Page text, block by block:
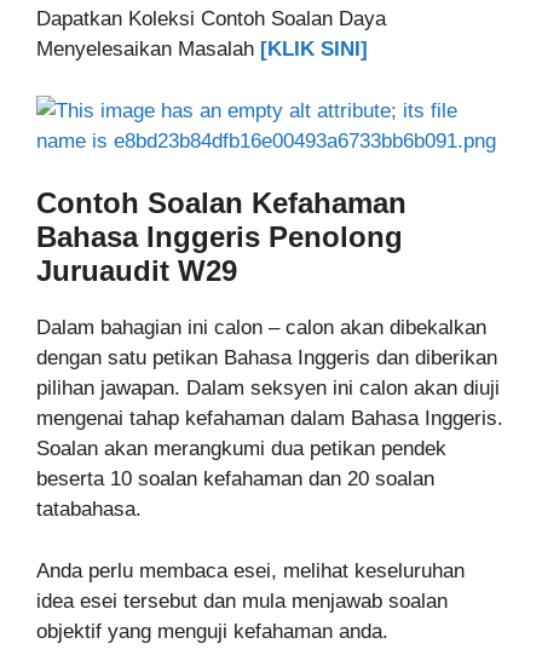
Dapatkan Koleksi Contoh Soalan Daya
Menyelesaikan Masalah [KLIK SINI]
Contoh Soalan Kefahaman
Bahasa Inggeris Penolong
Juruaudit W29
Dalam bahagian ini calon – calon akan dibekalkan
dengan satu petikan Bahasa Inggeris dan diberikan
pilihan jawapan. Dalam seksyen ini calon akan diuji
mengenai tahap kefahaman dalam Bahasa Inggeris.
Soalan akan merangkumi dua petikan pendek
beserta 10 soalan kefahaman dan 20 soalan
tatabahasa.
Anda perlu membaca esei, melihat keseluruhan
idea esei tersebut dan mula menjawab soalan
objektif yang menguji kefahaman anda.